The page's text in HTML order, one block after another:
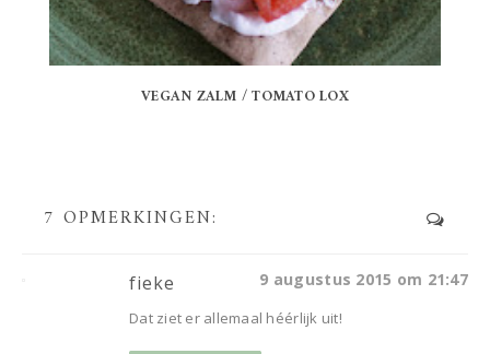
VEGAN ZALM / TOMATO LOX
7 OPMERKINGEN:
fieke 9 augustus 2015 om 21:47
Dat ziet er allemaal héérlijk uit!